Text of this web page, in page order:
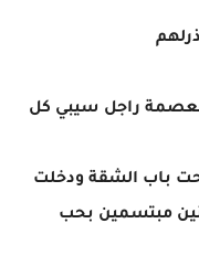
راجل سيبي كل
باب الشقة ودخلت
مبتسمين بحب